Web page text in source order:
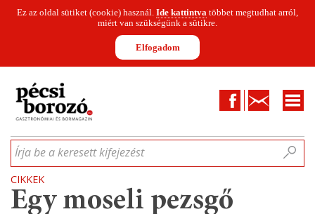
Ez az oldal sütiket (cookie) használ. Ide kattintva többet megtudhat arról,
miért van szükségünk a sütikre.
Elfogadom
FacebookKapcsolat
CIKKEKHÍREKINFOGRAFIKÁKMUNKATÁRSAKWINESOFA
Írja be a keresett kifejezést
CIKKEK
Egy moseli pezsgő